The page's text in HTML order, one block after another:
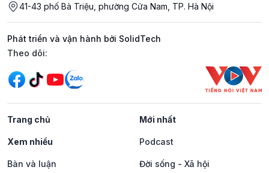
41-43 phố Bà Triệu, phường Cửa Nam, TP. Hà Nội
Phát triển và vận hành bởi SolidTech
Mạng xã hội
Theo dõi:
Trang chủ Mới nhất
Xem nhiều Podcast
Bàn và luận Đời sống - Xã hội